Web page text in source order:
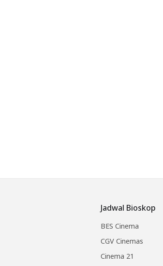
Jadwal Bioskop
BES Cinema
CGV Cinemas
Cinema 21